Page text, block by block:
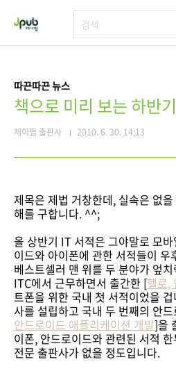
따끈따끈 뉴스
책으로 미리 보는 하반
제이펍 출판사 2010. 6. 30. 14:13
제목은 제법 거창한데, 실속은 없
해를 구합니다. ^^;
올 상반기 IT 서적은 그야말로 모
이드와 아이폰에 관한 서적들이
베스트셀러 맨 위를 두 분야가 엎
ITC에서 근무하면서 출간한 [헬로,
트폰을 위한 국내 첫 서적이었을
사를 설립하고 국내 두 번째의 안
안드로이드 애플리케이션 개발]을
이폰, 안드로이드와 관련된 서적
전문 출판사가 없을 정도입니다.